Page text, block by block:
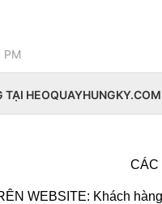
HEOQUAYHUNGKY.COM
CÁC
WEBSITE: Khách